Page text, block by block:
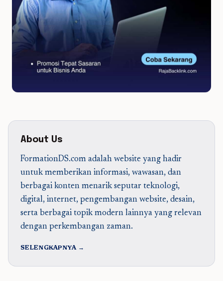
About Us
FormationDS.com adalah website yang hadir
untuk memberikan informasi, wawasan, dan
berbagai konten menarik seputar teknologi,
digital, internet, pengembangan website, desain,
serta berbagai topik modern lainnya yang relevan
dengan perkembangan zaman.
SELENGKAPNYA →